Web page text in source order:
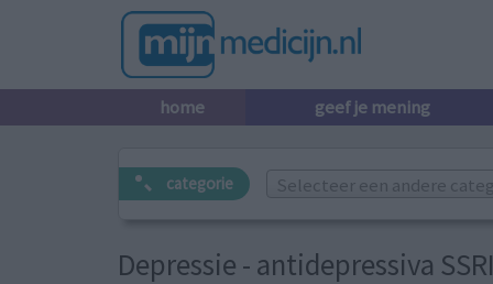
home geef je mening
categorie Selecteer een andere
Depressie - antidepressiva SSRI